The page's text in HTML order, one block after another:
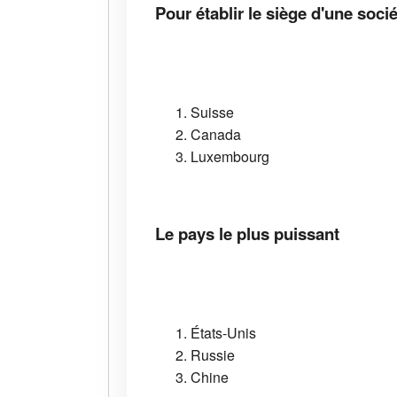
Pour établir le siège d'une
Suisse
Canada
Luxembourg
Le pays le plus puissant
États-Unis
Russie
Chine